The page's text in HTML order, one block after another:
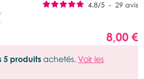
4.8/5 - 29 avis
8,00 €
5 produits achetés. Voir les